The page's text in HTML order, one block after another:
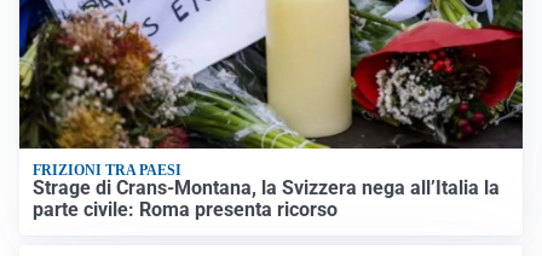
FRIZIONI TRA PAESI
Strage di Crans-Montana, la Svizzera nega all’Italia la
parte civile: Roma presenta ricorso